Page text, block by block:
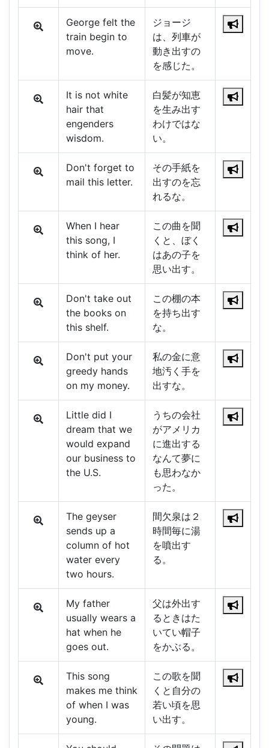
George felt the
train begin to
move.
ジョージ
は、列車が
動き出すの
を感じた。
It is not white
hair that
engenders
wisdom.
白髪が知恵
を生み出す
わけではな
い。
Don't forget to
mail this letter.
その手紙を
出すのを忘
れるな。
When I hear
this song, I
think of her.
この曲を聞
くと、ぼく
はあの子を
思い出す。
Don't take out
the books on
this shelf.
この棚の本
を持ち出す
な。
Don't put your
greedy hands
on my money.
私の金に意
地汚く手を
出すな。
Little did I
dream that we
would expand
our business to
the U.S.
うちの会社
がアメリカ
に進出する
なんて夢に
も思わなか
った。
The geyser
sends up a
column of hot
water every
two hours.
間欠泉は２
時間毎に湯
を噴出す
る。
My father
usually wears a
hat when he
goes out.
父は外出す
るときはた
いてい帽子
をかぶる。
This song
makes me think
of when I was
young.
この歌を聞
くと自分の
若い頃を思
い出す。